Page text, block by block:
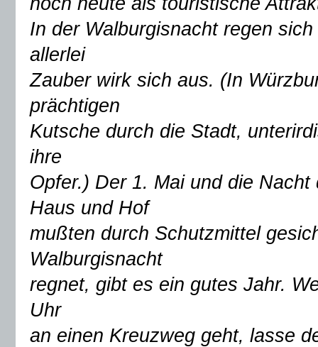
In der Walburgisnacht regen
allerlei
Zauber wirk sich aus. (In
prächtigen
Kutsche durch die Stadt,
ihre
Opfer.) Der 1. Mai und die
Haus und Hof
mußten durch Schutzmittel
Walburgisnacht
regnet, gibt es ein gutes Jahr.
Uhr
an einen Kreuzweg geht, lasse